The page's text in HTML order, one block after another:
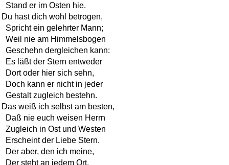
  Stand er im Osten hie.
Du hast dich wohl betrogen,
  Spricht ein gelehrter Mann;
  Weil nie am Himmelsbogen
  Geschehn dergleichen kann:
  Es läßt der Stern entweder
  Dort oder hier sich sehn,
  Doch kann er nicht in jeder
  Gestalt zugleich bestehn.
Das weiß ich selbst am besten,
  Daß nie euch weisen Herrn
  Zugleich in Ost und Westen
  Erscheint der Liebe Stern.
  Der aber, den ich meine,
  Der steht an jedem Ort,